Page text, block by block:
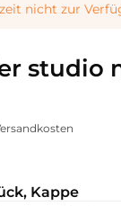
nicht zur
studio
Kappe